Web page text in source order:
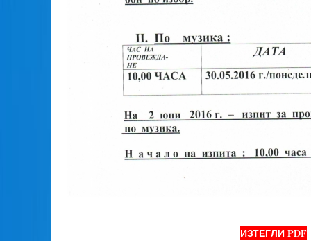
ИЗТЕГЛИ PDF